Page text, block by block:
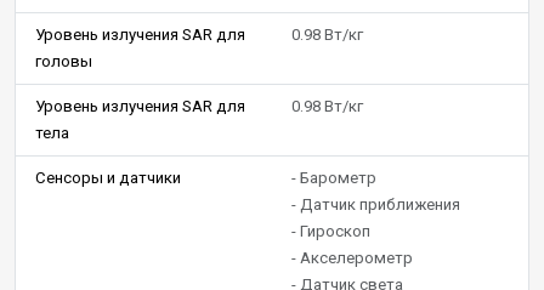
Уровень излучения SAR для
головы
0.98 Вт/кг
Уровень излучения SAR для
тела
0.98 Вт/кг
Сенсоры и датчики
- Барометр
- Датчик приближения
- Гироскоп
- Акселерометр
- Датчик света